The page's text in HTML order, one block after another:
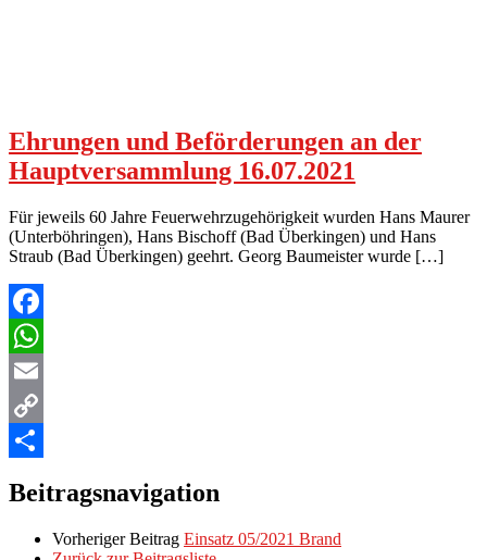
Ehrungen und Beförderungen an der
Hauptversammlung 16.07.2021
Für jeweils 60 Jahre Feuerwehrzugehörigkeit wurden Hans Maurer
(Unterböhringen), Hans Bischoff (Bad Überkingen) und Hans
Straub (Bad Überkingen) geehrt. Georg Baumeister wurde […]
Facebook
WhatsApp
Email
Copy
Beitragsnavigation
Vorheriger Beitrag Einsatz 05/2021 Brand